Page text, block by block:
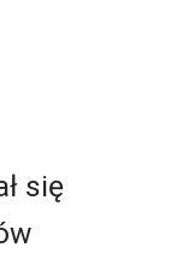
się